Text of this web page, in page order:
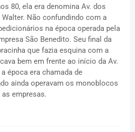
80, ela era denomina Av. dos
Não confundindo com a
na época operada pela
São Benedito. Seu final da
que fazia esquina com a
bem em frente ao início da Av.
época era chamada de
ainda operavam os monoblocos
empresas.